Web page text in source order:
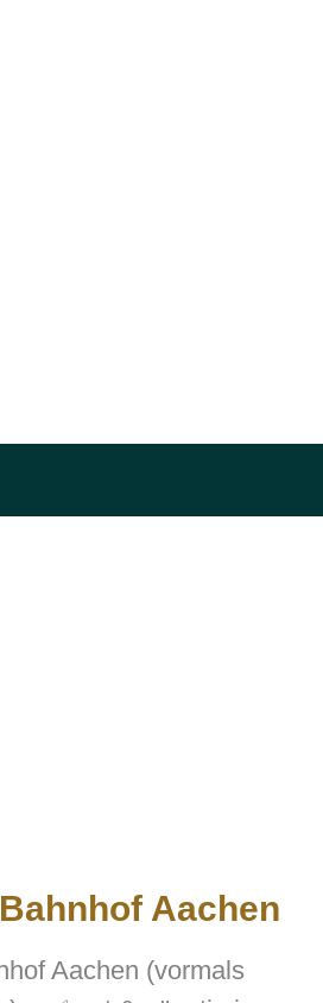
Aachen
Aachen (vormals